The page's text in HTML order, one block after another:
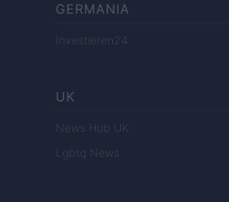
GERMANIA
Investieren24
UK
News Hub UK
Lgbtq News